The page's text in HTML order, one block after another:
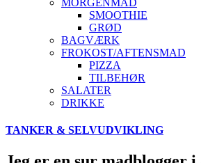
MORGENMAD
SMOOTHIE
GRØD
BAGVÆRK
FROKOST/AFTENSMAD
PIZZA
TILBEHØR
SALATER
DRIKKE
Skip
content
TANKER & SELVUDVIKLING